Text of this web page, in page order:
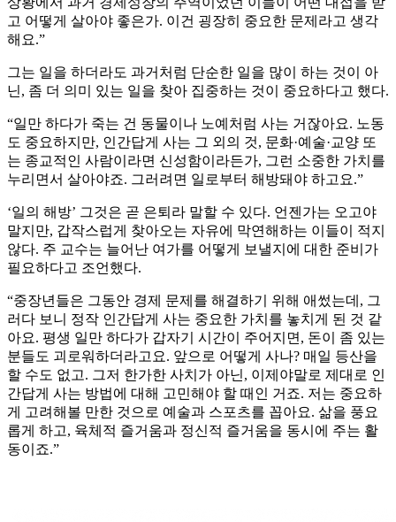
고 어떻게 살아야 좋은가. 이건 굉장히 중요한 문제라고 생각
해요.”
그는 일을 하더라도 과거처럼 단순한 일을 많이 하는 것이 아
닌, 좀 더 의미 있는 일을 찾아 집중하는 것이 중요하다고 했다.
“일만 하다가 죽는 건 동물이나 노예처럼 사는 거잖아요. 노동
도 중요하지만, 인간답게 사는 그 외의 것, 문화·예술·교양 또
는 종교적인 사람이라면 신성함이라든가, 그런 소중한 가치를
누리면서 살아야죠. 그러려면 일로부터 해방돼야 하고요.”
‘일의 해방’ 그것은 곧 은퇴라 말할 수 있다. 언젠가는 오고야
말지만, 갑작스럽게 찾아오는 자유에 막연해하는 이들이 적지
않다. 주 교수는 늘어난 여가를 어떻게 보낼지에 대한 준비가
필요하다고 조언했다.
“중장년들은 그동안 경제 문제를 해결하기 위해 애썼는데, 그
러다 보니 정작 인간답게 사는 중요한 가치를 놓치게 된 것 같
아요. 평생 일만 하다가 갑자기 시간이 주어지면, 돈이 좀 있는
분들도 괴로워하더라고요. 앞으로 어떻게 사나? 매일 등산을
할 수도 없고. 그저 한가한 사치가 아닌, 이제야말로 제대로 인
간답게 사는 방법에 대해 고민해야 할 때인 거죠. 저는 중요하
게 고려해볼 만한 것으로 예술과 스포츠를 꼽아요. 삶을 풍요
롭게 하고, 육체적 즐거움과 정신적 즐거움을 동시에 주는 활
동이죠.”